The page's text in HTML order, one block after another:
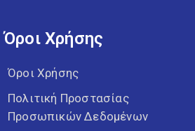
Όροι Χρήσης
Όροι Χρήσης
Πολιτική Προστασίας
Προσωπικών Δεδομένων